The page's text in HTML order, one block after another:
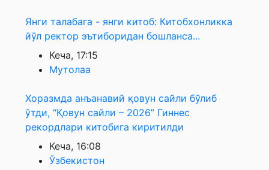
Янги талабага - янги китоб: Китобхонликка
йўл ректор эътиборидан бошланса...
Кеча, 17:15
Мутолаа
Хоразмда анъанавий қовун сайли бўлиб
ўтди, “Қовун сайли – 2026” Гиннес
рекордлари китобига киритилди
Кеча, 16:08
Ўзбекистон